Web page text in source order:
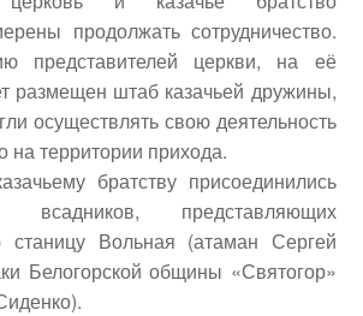
продолжать сотрудничество.
представителей церкви, на её
размещен штаб казачьей дружины,
осуществлять свою деятельность
на территории прихода.
братству присоединились
представляющих
станицу Вольная (атаман Сергей
Белогорской общины «Святогор»